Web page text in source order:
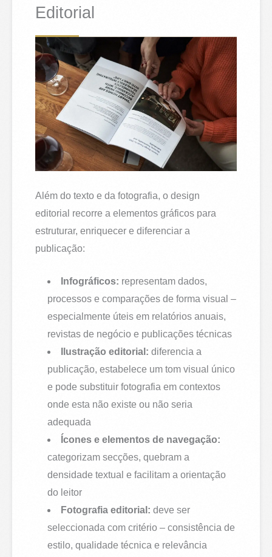
Editorial
Além do texto e da fotografia, o design
editorial recorre a elementos gráficos para
estruturar, enriquecer e diferenciar a
publicação:
Infográficos: representam dados,
processos e comparações de forma visual –
especialmente úteis em relatórios anuais,
revistas de negócio e publicações técnicas
Ilustração editorial: diferencia a
publicação, estabelece um tom visual único
e pode substituir fotografia em contextos
onde esta não existe ou não seria
adequada
Ícones e elementos de navegação:
categorizam secções, quebram a
densidade textual e facilitam a orientação
do leitor
Fotografia editorial: deve ser
seleccionada com critério – consistência de
estilo, qualidade técnica e relevância